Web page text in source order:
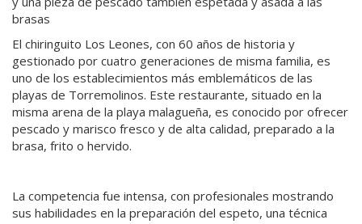
brasas
El chiringuito Los Leones, con 60 años de historia y
gestionado por cuatro generaciones de misma familia, es
uno de los establecimientos más emblemáticos de las
playas de Torremolinos. Este restaurante, situado en la
misma arena de la playa malagueña, es conocido por ofrecer
pescado y marisco fresco y de alta calidad, preparado a la
brasa, frito o hervido.
La competencia fue intensa, con profesionales mostrando
sus habilidades en la preparación del espeto, una técnica